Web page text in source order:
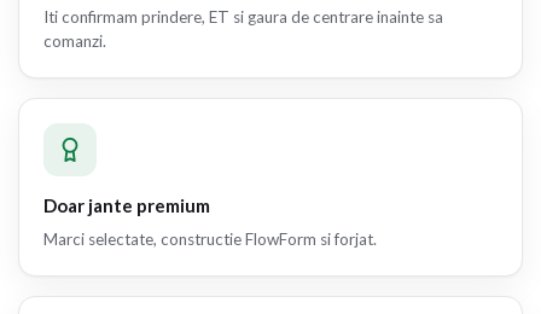
Iti confirmam prindere, ET si gaura de centrare inainte sa
comanzi.
Doar jante premium
Marci selectate, constructie FlowForm si forjat.